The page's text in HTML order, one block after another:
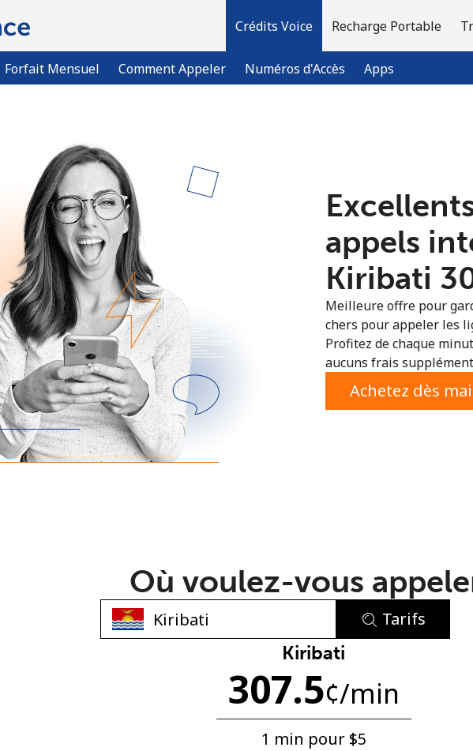
Crédits Voice
Forfait Mensuel Comment Appeler Numéros d'Accès Apps
Recharge Portable
Vous avez déjà un compte?Connectez-vous →
S'enregistrer avec
Aucun mot de passe créé
8 caractères minimum
Une lettre majuscule et une lettre minuscule
Un caractère spécial
appels
Kiribati
Meilleure offre pour
chers pour appeler les
Profitez de chaque
aucuns frais
Achetez dès
Où voulez-vous
Tarifs
Kiribati
307.5¢/min
1 min pour ⁦$5⁩